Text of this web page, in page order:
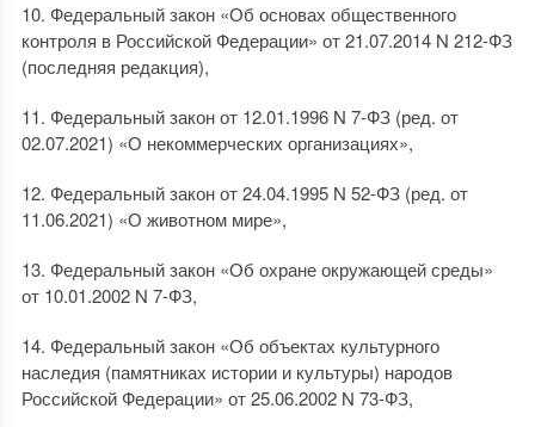
10. Федеральный закон «Об основах общественного
контроля в Российской Федерации» от 21.07.2014 N 212-ФЗ
(последняя редакция),
11. Федеральный закон от 12.01.1996 N 7-ФЗ (ред. от
02.07.2021) «О некоммерческих организациях»,
12. Федеральный закон от 24.04.1995 N 52-ФЗ (ред. от
11.06.2021) «О животном мире»,
13. Федеральный закон «Об охране окружающей среды»
от 10.01.2002 N 7-ФЗ,
14. Федеральный закон «Об объектах культурного
наследия (памятниках истории и культуры) народов
Российской Федерации» от 25.06.2002 N 73-ФЗ,